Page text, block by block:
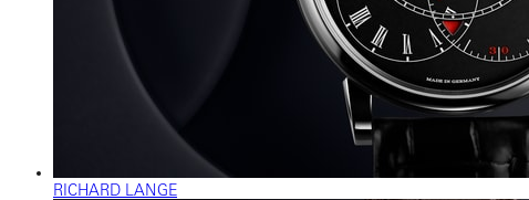
RICHARD LANGE